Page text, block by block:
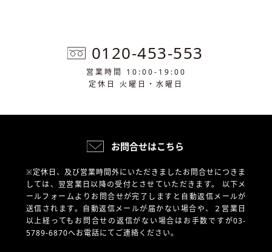
0120-453-553
営業時間 10:00-19:00
定休日 火曜日・水曜日
お問合せはこちら
※定休日、及び営業時間外にいただきましたお問合せにつきま
しては、翌営業日以降の受付とさせていただきます。 以下メ
ールフォームよりお問合せが完了しますと自動返信メールが
送信されます。自動返信メールが届かない場合や、
２営業日
以上経ってもお問合せの返信がない場合はお手数ですが03-
5789-6870へお電話にてご連絡ください。